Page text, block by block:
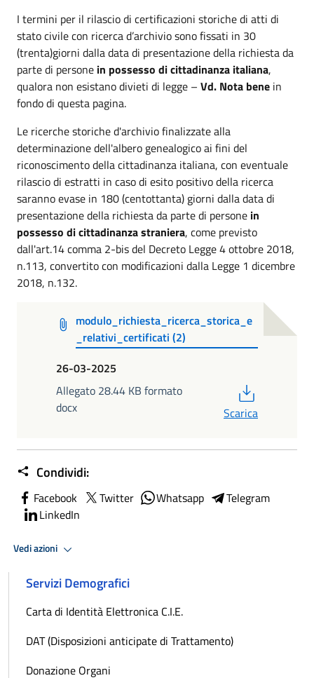
I termini per il rilascio di certificazioni storiche di atti di
stato civile con ricerca d’archivio sono fissati in 30
(trenta)giorni dalla data di presentazione della richiesta da
parte di persone in possesso di cittadinanza italiana,
qualora non esistano divieti di legge – Vd. Nota bene in
fondo di questa pagina.
Le ricerche storiche d'archivio finalizzate alla
determinazione dell'albero genealogico ai fini del
riconoscimento della cittadinanza italiana, con eventuale
rilascio di estratti in caso di esito positivo della ricerca
saranno evase in 180 (centottanta) giorni dalla data di
presentazione della richiesta da parte di persone in
possesso di cittadinanza straniera, come previsto
dall'art.14 comma 2-bis del Decreto Legge 4 ottobre 2018,
n.113, convertito con modificazioni dalla Legge 1 dicembre
2018, n.132.
modulo_richiesta_ricerca_storica_e
_relativi_certificati (2)
26-03-2025
Allegato 28.44 KB formato
docx
Scarica
Condividi:
Facebook Twitter Whatsapp
Telegram
LinkedIn
Vedi azioni
Servizi Demografici
Carta di Identità Elettronica C.I.E.
DAT (Disposizioni anticipate di Trattamento)
Donazione Organi